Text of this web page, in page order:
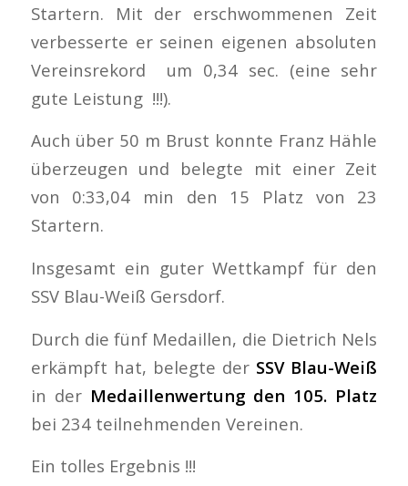
Startern. Mit der erschwommenen Zeit
verbesserte er seinen eigenen absoluten
Vereinsrekord um 0,34 sec. (eine sehr
gute Leistung !!!).
Auch über 50 m Brust konnte Franz Hähle
überzeugen und belegte mit einer Zeit
von 0:33,04 min den 15 Platz von 23
Startern.
Insgesamt ein guter Wettkampf für den
SSV Blau-Weiß Gersdorf.
Durch die fünf Medaillen, die Dietrich Nels
erkämpft hat, belegte der SSV Blau-Weiß
in derMedaillenwertung den 105. Platz
bei 234 teilnehmenden Vereinen.
Ein tolles Ergebnis !!!